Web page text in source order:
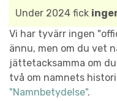
Under 2024 fick
Vi har tyvärr ingen
ännu, men om du vet
jättetacksamma om
två om namnets
"Namnbetydelse".